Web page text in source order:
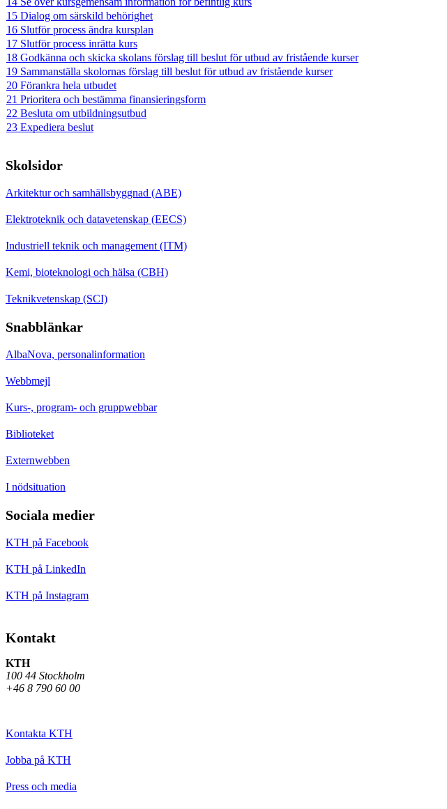
15 Dialog om särskild behörighet
16 Slutför process ändra kursplan
17 Slutför process inrätta kurs
18 Godkänna och skicka skolans förslag till beslut för utbud av fristående kurser
19 Sammanställa skolornas förslag till beslut för utbud av fristående kurser
20 Förankra hela utbudet
21 Prioritera och bestämma finansieringsform
22 Besluta om utbildningsutbud
23 Expediera beslut
Skolsidor
Arkitektur och samhällsbyggnad (ABE)
Elektroteknik och datavetenskap (EECS)
Industriell teknik och management (ITM)
Kemi, bioteknologi och hälsa (CBH)
Teknikvetenskap (SCI)
Snabblänkar
AlbaNova, personalinformation
Webbmejl
Kurs-, program- och gruppwebbar
Biblioteket
Externwebben
I nödsituation
Sociala medier
KTH på Facebook
KTH på LinkedIn
KTH på Instagram
Kontakt
KTH
100 44 Stockholm
+46 8 790 60 00
Kontakta KTH
Jobba på KTH
Press och media